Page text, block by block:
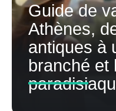
Guide de
Athènes,
antiques à
branché et